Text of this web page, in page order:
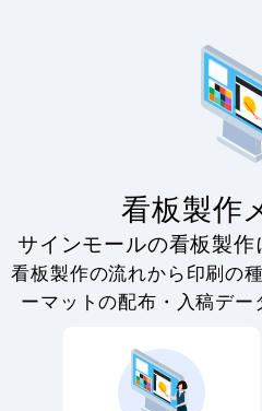
看板製作
サインモールの看板製作
看板製作の流れから印刷の
ーマットの配布・入稿デー